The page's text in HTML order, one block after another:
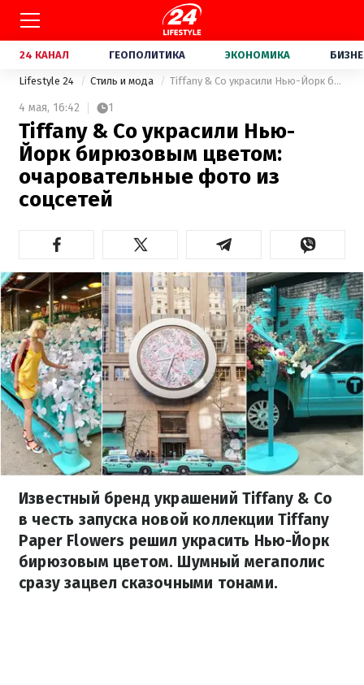
24 КАНАЛ ГЕОПОЛИТИКА ЭКОНОМИКА
Lifestyle 24 Стиль и мода Tiffany & Co украсили Нью-Йорк бирюзовым цветом: очаровательные фото из соцсетей
4 мая, 16:42 1
Tiffany & Co украсили Нью-
Йорк бирюзовым цветом:
очаровательные фото из
соцсетей
Известный бренд украшений Tiffany & Co
в честь запуска новой коллекции Tiffany
Paper Flowers решил украсить Нью-Йорк
бирюзовым цветом. Шумный мегаполис
сразу зацвел сказочными тонами.